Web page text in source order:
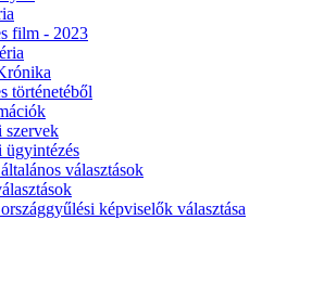
film - 2023
történetéből
szervek
ügyintézés
választások
képviselők választása